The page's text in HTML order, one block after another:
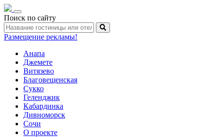
Toggle
navigation
Поиск по сайту
Размещение рекламы!
Анапа
Джемете
Витязево
Благовещенская
Сукко
Геленджик
Кабардинка
Дивноморск
Сочи
О проекте